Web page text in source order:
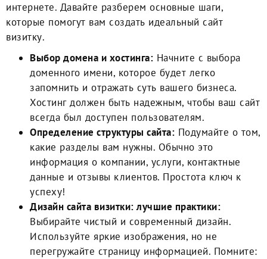
интернете. Давайте разберем основные шаги,
которые помогут вам создать идеальный сайт
визитку.
Выбор домена и хостинга: Начните с выбора
доменного имени, которое будет легко
запомнить и отражать суть вашего бизнеса.
Хостинг должен быть надежным, чтобы ваш сайт
всегда был доступен пользователям.
Определение структуры сайта: Подумайте о том,
какие разделы вам нужны. Обычно это
информация о компании, услуги, контактные
данные и отзывы клиентов. Простота ключ к
успеху!
Дизайн сайта визитки: лучшие практики:
Выбирайте чистый и современный дизайн.
Используйте яркие изображения, но не
перегружайте страницу информацией. Помните: